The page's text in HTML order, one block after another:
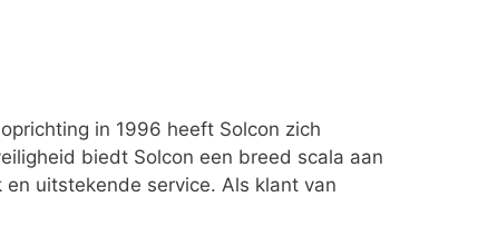
in 1996 heeft Solcon zich
biedt Solcon een breed scala aan
uitstekende service. Als klant van